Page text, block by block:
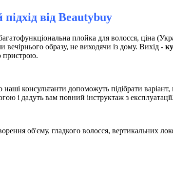
від Вeautybuy
плойка для волосся, ціна
образу, не виходячи із дому. Вихід -
пристрою.
консультанти допоможуть підібрати
і дадуть вам повний інструктаж з експлуатації.
об'єму, гладкого волосся, вертикальних